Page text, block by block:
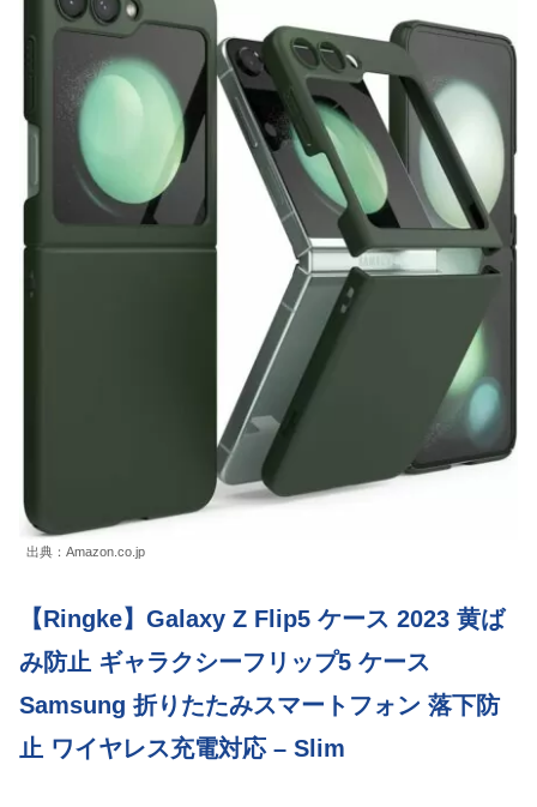
出典：Amazon.co.jp
【Ringke】Galaxy Z Flip5 ケース 2023 黄ば
み防止 ギャラクシーフリップ5 ケース
Samsung 折りたたみスマートフォン 落下防
止 ワイヤレス充電対応 – Slim